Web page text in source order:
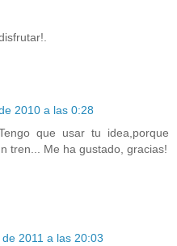
2010 a las 0:28
que usar tu idea,porque
tren... Me ha gustado, gracias!
2011 a las 20:03